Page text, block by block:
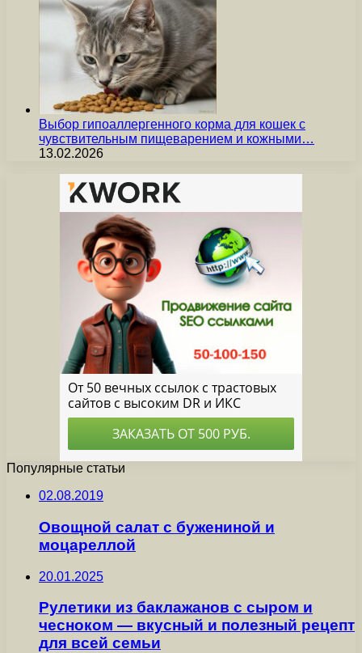
Выбор гипоаллергенного корма для кошек с
чувствительным пищеварением и кожными…
13.02.2026
Популярные статьи
02.08.2019
Овощной салат с бужениной и
моцареллой
20.01.2025
Рулетики из баклажанов с сыром и
чесноком — вкусный и полезный рецепт
для всей семьи